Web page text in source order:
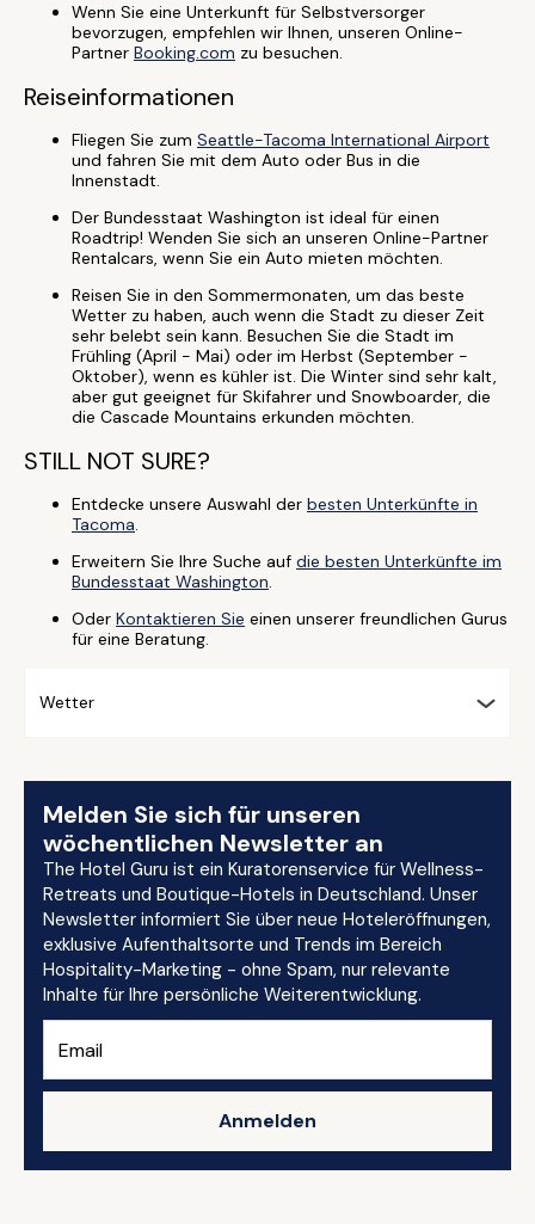
Wenn Sie eine Unterkunft für Selbstversorger
bevorzugen, empfehlen wir Ihnen, unseren Online-
Partner Booking.com zu besuchen.
Reiseinformationen
Fliegen Sie zum Seattle-Tacoma International Airport
und fahren Sie mit dem Auto oder Bus in die
Innenstadt.
Der Bundesstaat Washington ist ideal für einen
Roadtrip! Wenden Sie sich an unseren Online-Partner
Rentalcars, wenn Sie ein Auto mieten möchten.
Reisen Sie in den Sommermonaten, um das beste
Wetter zu haben, auch wenn die Stadt zu dieser Zeit
sehr belebt sein kann. Besuchen Sie die Stadt im
Frühling (April - Mai) oder im Herbst (September -
Oktober), wenn es kühler ist. Die Winter sind sehr kalt,
aber gut geeignet für Skifahrer und Snowboarder, die
die Cascade Mountains erkunden möchten.
STILL NOT SURE?
Entdecke unsere Auswahl der besten Unterkünfte in
Tacoma.
Erweitern Sie Ihre Suche auf die besten Unterkünfte im
Bundesstaat Washington.
Oder Kontaktieren Sie einen unserer freundlichen Gurus
für eine Beratung.
Wetter
Melden Sie sich für unseren
wöchentlichen Newsletter an
The Hotel Guru ist ein Kuratorenservice für Wellness-
Retreats und Boutique-Hotels in Deutschland. Unser
Newsletter informiert Sie über neue Hoteleröffnungen,
exklusive Aufenthaltsorte und Trends im Bereich
Hospitality-Marketing - ohne Spam, nur relevante
Inhalte für Ihre persönliche Weiterentwicklung.
Anmelden